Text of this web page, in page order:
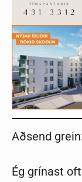
Aðsend
Ég grínast